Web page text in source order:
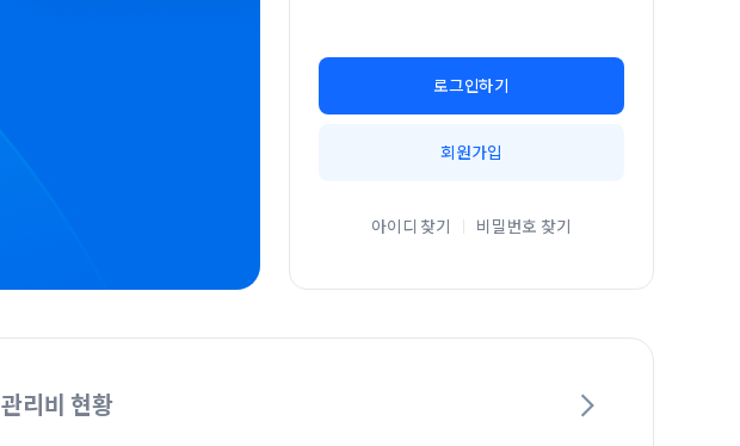
로그인하기
회원가입
아이디 찾기 비밀번호 찾기
관리비 현황